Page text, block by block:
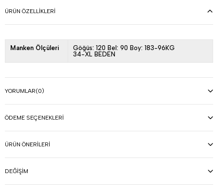
ÜRÜN ÖZELLIKLERI
Manken Ölçüleri
Göğüs: 120 Bel: 90 Boy: 183-96KG
34-XL BEDEN
YORUMLAR(0)
ÖDEME SEÇENEKLERI
ÜRÜN ÖNERILERI
DEĞIŞIM